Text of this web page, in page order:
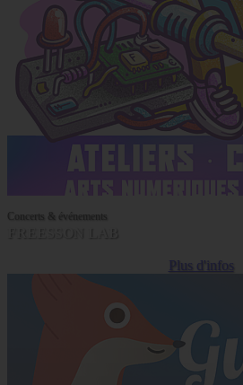
Concerts & événements
Plus d'infos